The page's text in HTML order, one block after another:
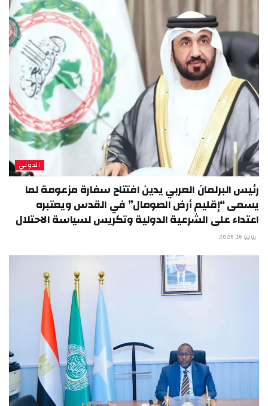
الدولي
رئيس البرلمان العربي يدين افتتاح سفارة مزعومة لما
يسمى “إقليم أرض الصومال” في القدس ويعتبره
اعتداء على الشرعية الدولية وتكريس لسياسة الاحتلال
يونيو 16, 2026